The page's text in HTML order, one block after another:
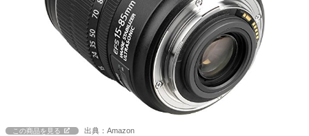
この商品を見る 出典：Amazon